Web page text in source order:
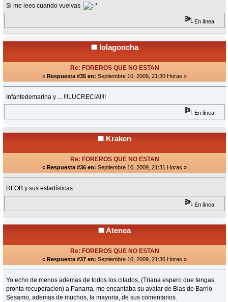
Si me lees cuando vuelvas
En línea
lolagoncha
Re: FOREROS QUE NO ESTAN
« Respuesta #35 en: Septiembre 10, 2009, 21:30 Horas »
Infantedemarina y ... !!!LUCRECIA!!!!
En línea
Kraken
Re: FOREROS QUE NO ESTAN
« Respuesta #36 en: Septiembre 10, 2009, 21:31 Horas »
RFOB y sus estadísticas
En línea
Atenea
Re: FOREROS QUE NO ESTAN
« Respuesta #37 en: Septiembre 10, 2009, 21:36 Horas »
Yo echo de menos ademas de todos los citados, (Triana espero que tengas
pronta recuperacion) a Panarra, me encantaba su avatar de Blas de Barrio
Sesamo, ademas de muchos, la mayoria, de sus comentarios.